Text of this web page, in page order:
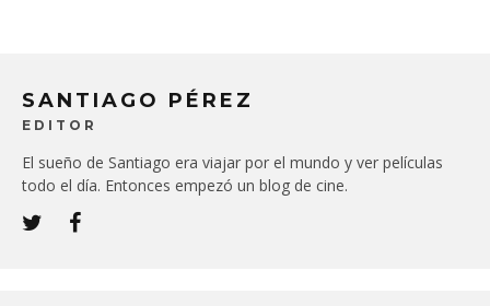
SANTIAGO PÉREZ
EDITOR
El sueño de Santiago era viajar por el mundo y ver películas
todo el día. Entonces empezó un blog de cine.